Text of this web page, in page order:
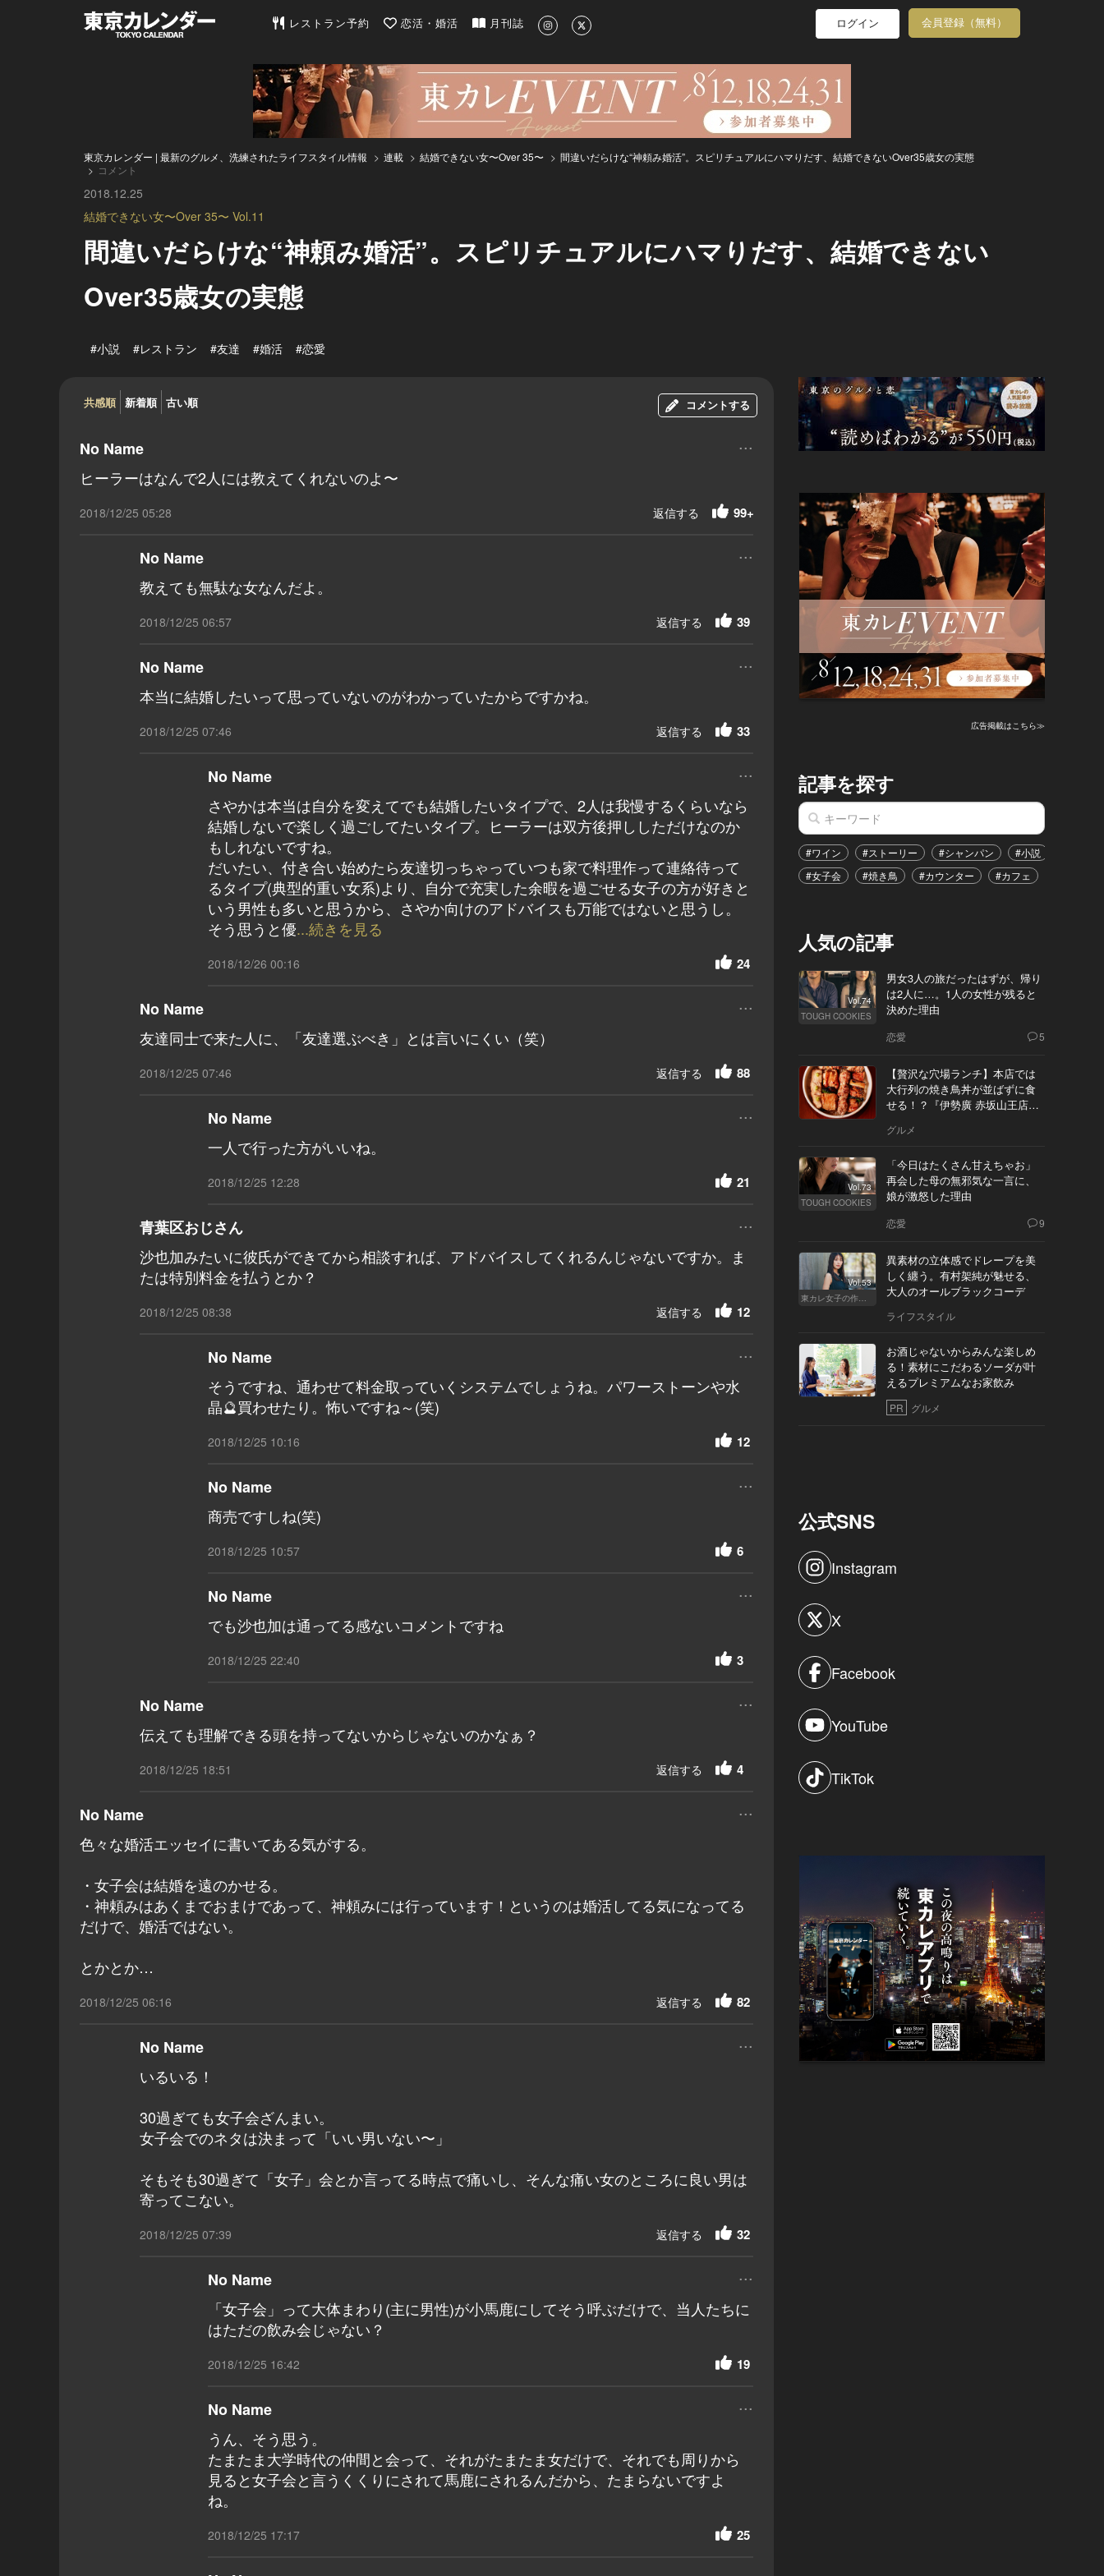
東京カレンダー | 最新のグルメ、洗練されたライフスタイル情報
レストラン予約 恋活・婚活 月刊誌 ログイン 会員登録（無料）
東京カレンダー | 最新のグルメ、洗練されたライフスタイル情報 連載 結婚できない女〜Over 35〜
間違いだらけな“神頼み婚活”。スピリチュアルにハマりだす、結婚できないOver35歳女の実態
コメント
2018.12.25
結婚できない女〜Over 35〜 Vol.11
間違いだらけな“神頼み婚活”。スピリチュアルにハマりだす、結婚できない
Over35歳女の実態
#小説 #レストラン #友達 #婚活 #恋愛
共感順 新着順 古い順 コメントする
No Name ...
ヒーラーはなんで2人には教えてくれないのよ〜
2018/12/25 05:28 99+
返信する
No Name ...
教えても無駄な女なんだよ。
2018/12/25 06:57 39
返信する
No Name ...
本当に結婚したいって思っていないのがわかっていたからですかね。
2018/12/25 07:46 33
返信する
No Name ...
さやかは本当は自分を変えてでも結婚したいタイプで、2人は我慢するくらいなら
結婚しないで楽しく過ごしてたいタイプ。ヒーラーは双方後押ししただけなのか
もしれないですね。
だいたい、付き合い始めたら友達切っちゃっていつも家で料理作って連絡待って
るタイプ(典型的重い女系)より、自分で充実した余暇を過ごせる女子の方が好きと
いう男性も多いと思うから、さやか向けのアドバイスも万能ではないと思うし。
そう思うと優...続きを見る
2018/12/26 00:16 24
No Name ...
友達同士で来た人に、「友達選ぶべき」とは言いにくい（笑）
2018/12/25 07:46 88
返信する
No Name ...
一人で行った方がいいね。
2018/12/25 12:28 21
青葉区おじさん ...
沙也加みたいに彼氏ができてから相談すれば、アドバイスしてくれるんじゃないですか。ま
たは特別料金を払うとか？
2018/12/25 08:38 12
返信する
No Name ...
そうですね、通わせて料金取っていくシステムでしょうね。パワーストーンや水
晶🔮買わせたり。怖いですね～(笑)
2018/12/25 10:16 12
No Name ...
商売ですしね(笑)
2018/12/25 10:57 6
No Name ...
でも沙也加は通ってる感ないコメントですね
2018/12/25 22:40 3
No Name ...
伝えても理解できる頭を持ってないからじゃないのかなぁ？
2018/12/25 18:51 4
返信する
No Name ...
色々な婚活エッセイに書いてある気がする。
・女子会は結婚を遠のかせる。
・神頼みはあくまでおまけであって、神頼みには行っています！というのは婚活してる気になってる
だけで、婚活ではない。
とかとか…
2018/12/25 06:16 82
返信する
No Name ...
いるいる！
30過ぎても女子会ざんまい。
女子会でのネタは決まって「いい男いない〜」
そもそも30過ぎて「女子」会とか言ってる時点で痛いし、そんな痛い女のところに良い男は
寄ってこない。
2018/12/25 07:39 32
返信する
No Name ...
「女子会」って大体まわり(主に男性)が小馬鹿にしてそう呼ぶだけで、当人たちに
はただの飲み会じゃない？
2018/12/25 16:42 19
No Name ...
うん、そう思う。
たまたま大学時代の仲間と会って、それがたまたま女だけで、それでも周りから
見ると女子会と言うくくりにされて馬鹿にされるんだから、たまらないですよ
ね。
2018/12/25 17:17 25
広告掲載はこちら≫
記事を探す
#ワイン #ストーリー #シャンパン #小説
#女子会
#焼き鳥 #カウンター #カフェ
人気の記事
Vol.74
TOUGH COOKIES
男女3人の旅だったはずが、帰り
は2人に…。1人の女性が残ると
決めた理由
恋愛 5
【贅沢な穴場ランチ】本店では
大行列の焼き鳥丼が並ばずに食
せる！？『伊勢廣 赤坂山王店』
グルメ
Vol.73
TOUGH COOKIES
「今日はたくさん甘えちゃお」
再会した母の無邪気な一言に、
娘が激怒した理由
恋愛 9
Vol.53
東カレ女子の作り方
異素材の立体感でドレープを美
しく纏う。有村架純が魅せる、
大人のオールブラックコーデ
ライフスタイル
お酒じゃないからみんな楽しめ
る！素材にこだわるソーダが叶
えるプレミアムなお家飲み
PR グルメ
公式SNS
Instagram
X
Facebook
YouTube
TikTok